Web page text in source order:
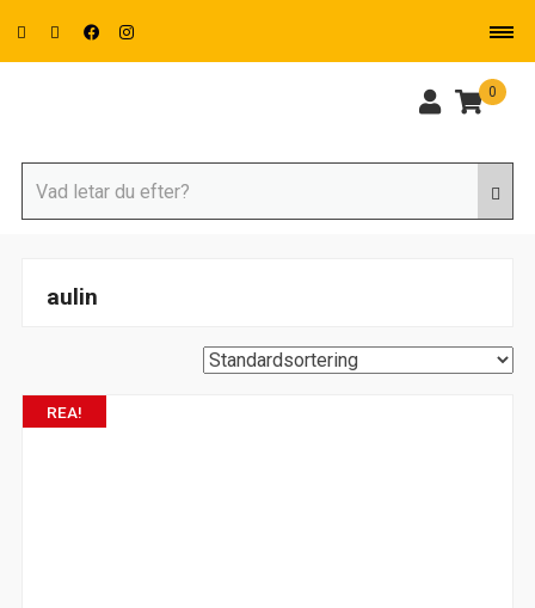
0
aulin
REA!